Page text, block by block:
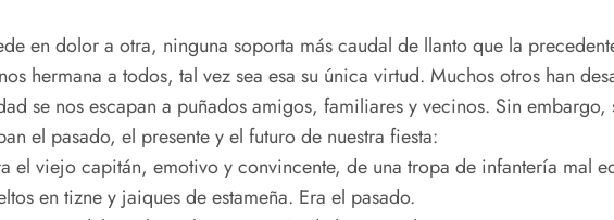
en dolor a otra, ninguna soporta más caudal de llanto que la
hermana a todos, tal vez sea esa su única virtud. Muchos otros han
se nos escapan a puñados amigos, familiares y vecinos. Sin
el pasado, el presente y el futuro de nuestra fiesta:
el viejo capitán, emotivo y convincente, de una tropa de infantería mal
en tizne y jaiques de estameña. Era el pasado.